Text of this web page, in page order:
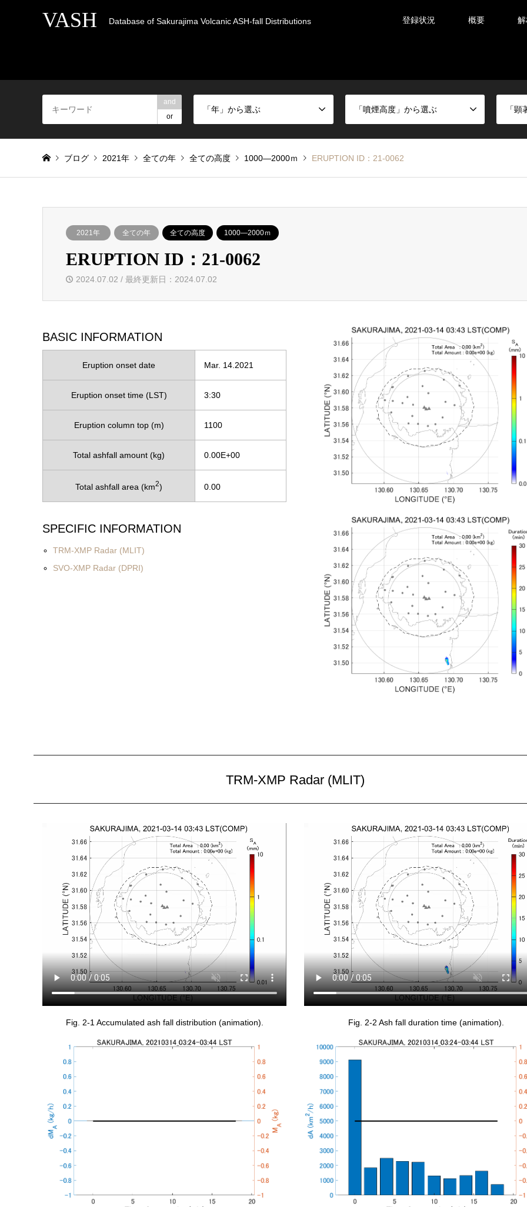
VASH Database of Sakurajima Volcanic ASH-fall Distributions 登録状況 概要
and
or
「年」から選ぶ 「噴煙高度」から選ぶ 「
ブログ 2021年 全ての年 全ての高度 1000―2000ｍ ERUPTION ID：21-0062
2021年 全ての年 全ての高度 1000―2000ｍ
ERUPTION ID：21-0062
2024.07.02 / 最終更新日：2024.07.02
BASIC INFORMATION
Eruption onset date Mar. 14.2021
Eruption onset time (LST) 3:30
Eruption column top (m) 1100
Total ashfall amount (kg) 0.00E+00
Total ashfall area (km2) 0.00
SPECIFIC INFORMATION
TRM-XMP Radar (MLIT)
SVO-XMP Radar (DPRI)
TRM-XMP Radar (MLIT)
Fig. 2-1 Accumulated ash fall distribution (animation). Fig. 2-2 Ash fall duration time (animation).